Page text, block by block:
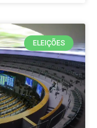
ELEIÇÕES